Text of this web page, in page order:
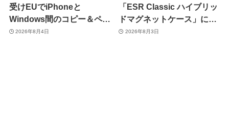
受けEUでiPhoneと
Windows間のコピー＆ペー
スト機能を提供へ
2026年8月4日
「ESR Classic ハイブリッ
ドマグネットケース」に黄
ばみへの耐久性を向上させ
2026年8月3日